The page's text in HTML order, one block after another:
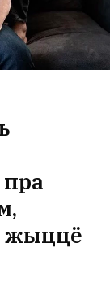
пра
жыццё